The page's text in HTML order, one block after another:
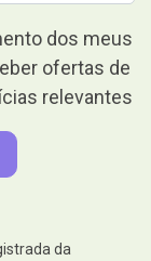
dos meus
ofertas de
relevantes
da